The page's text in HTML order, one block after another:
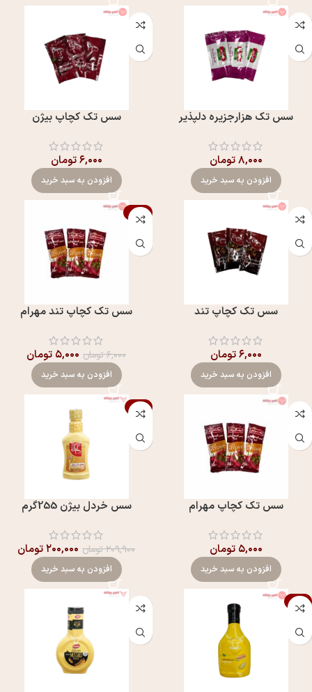
سس تک هزارجزیره دلپذير
۸,۰۰۰تومان
افزودن به سبد خرید
سس تک کچاپ بيژن
۶,۰۰۰تومان
افزودن به سبد خرید
سس تک کچاپ تند
۶,۰۰۰تومان
افزودن به سبد خرید
-17%
سس تک کچاپ تند مهرام
۶,۰۰۰تومان ۵,۰۰۰ تومان
افزودن به سبد خرید
سس تک کچاپ مهرام
۵,۰۰۰ تومان
افزودن به سبد خرید
-5%
سس خردل بيژن 255گرم
۲۰۹,۹۰۰تومان ۲۰۰,۰۰۰تومان
افزودن به سبد خرید
-7%